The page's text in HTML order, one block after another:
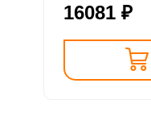
16081 ₽